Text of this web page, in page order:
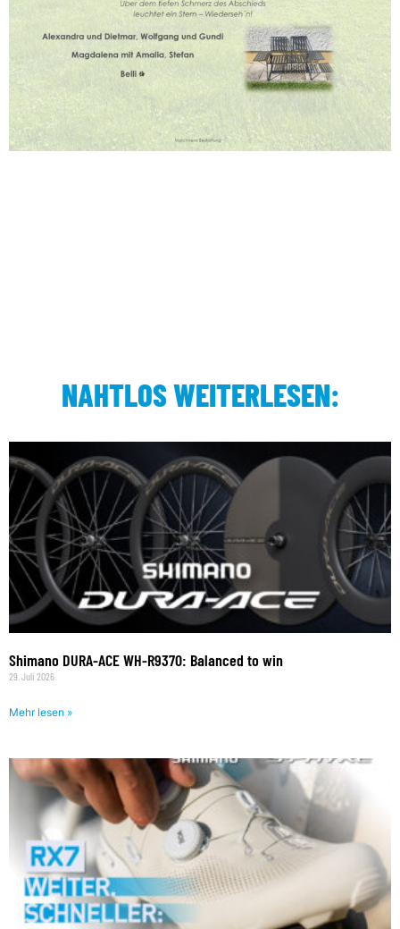
NAHTLOS WEITERLESEN:
Shimano DURA-ACE WH-R9370: Balanced to win
29. Juli 2026
Mehr lesen »